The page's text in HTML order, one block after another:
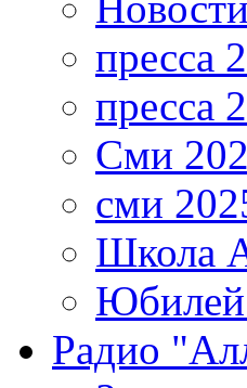
пресса
пресса
Сми
сми
Школа
Юбилей
Радио